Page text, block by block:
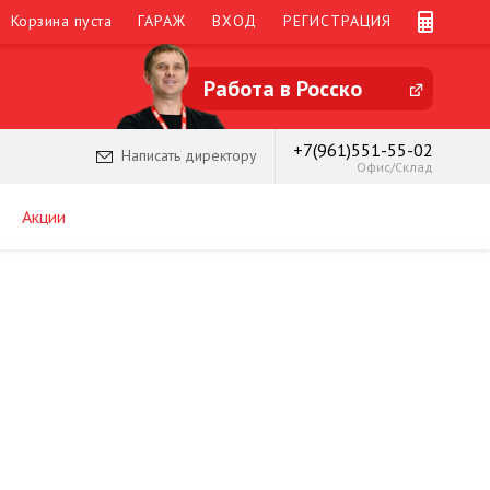
Корзина пуста ГАРАЖ ВХОД РЕГИСТРАЦИЯ
Работа в Росско
Написать директору +7(961)551-55-02
Офис/Склад
Акции